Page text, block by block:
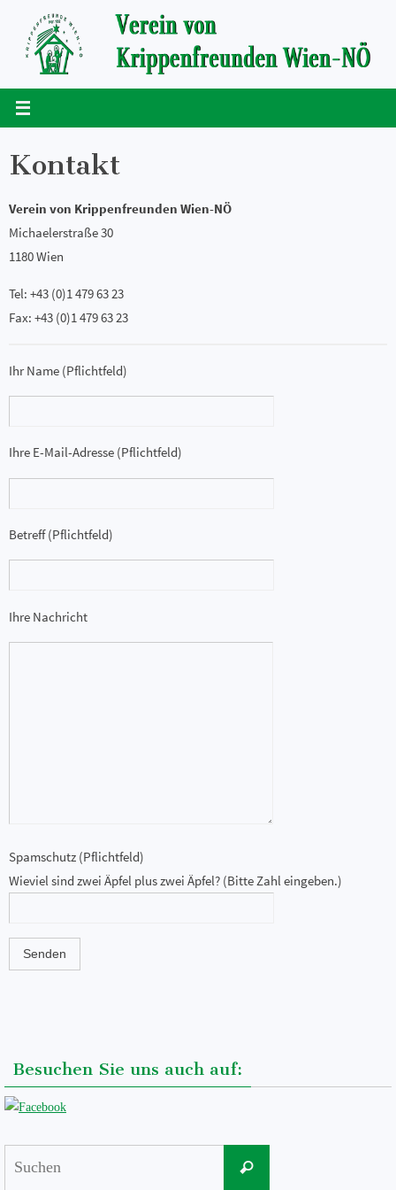
Inhalt
springen
Kontakt
Verein von Krippenfreunden Wien-NÖ
Michaelerstraße 30
1180 Wien
Tel: +43 (0)1 479 63 23
Fax: +43 (0)1 479 63 23
Ihr Name (Pflichtfeld)
Ihre E-Mail-Adresse (Pflichtfeld)
Betreff (Pflichtfeld)
Ihre Nachricht
Spamschutz (Pflichtfeld)
Wieviel sind zwei Äpfel plus zwei Äpfel? (Bitte Zahl eingeben.)
Besuchen Sie uns auch auf:
Suchen